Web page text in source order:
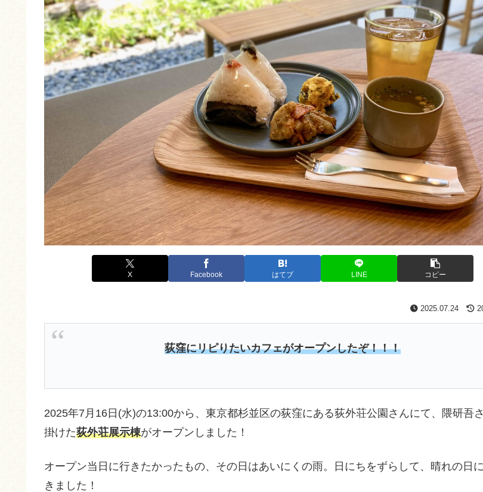
X Facebook はてブ LINE コピー
2025.07.24
荻窪にリピりたいカフェがオープンしたぞ！！！
2025年7月16日(水)の13:00から、東京都杉並区の荻窪にある荻外荘公園さんにて、隈研吾
掛けた荻外荘展示棟がオープンしました！
オープン当日に行きたかったもの、その日はあいにくの雨。日にちをずらして、晴れの日
きました！